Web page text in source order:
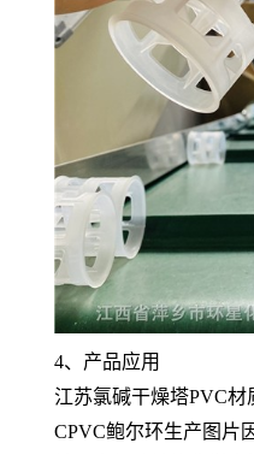
4、产品应用
江苏氯碱干燥塔PVC
CPVC鲍尔环生产图片